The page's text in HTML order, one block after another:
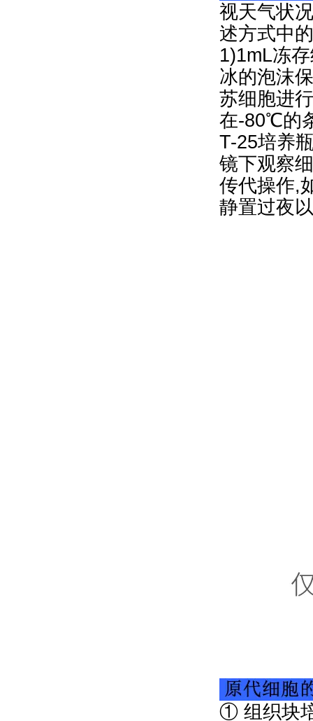
视天气状
述方式中
1)1mL冻
冰的泡沫
苏细胞进
在-80℃的
T-25培养
镜下观察
传代操作,
静置过夜
① 组织块